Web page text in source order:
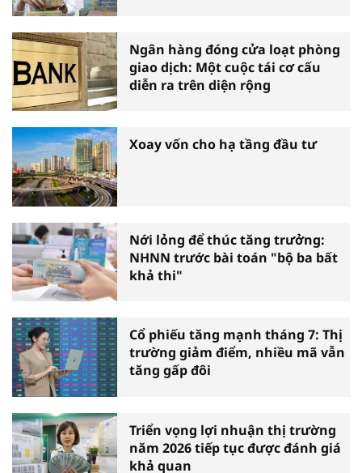
Ngân hàng đóng cửa loạt phòng
giao dịch: Một cuộc tái cơ cấu
diễn ra trên diện rộng
Xoay vốn cho hạ tầng đầu tư
Nới lỏng để thúc tăng trưởng:
NHNN trước bài toán "bộ ba bất
khả thi"
Cổ phiếu tăng mạnh tháng 7: Thị
trường giảm điểm, nhiều mã vẫn
tăng gấp đôi
Triển vọng lợi nhuận thị trường
năm 2026 tiếp tục được đánh giá
khả quan